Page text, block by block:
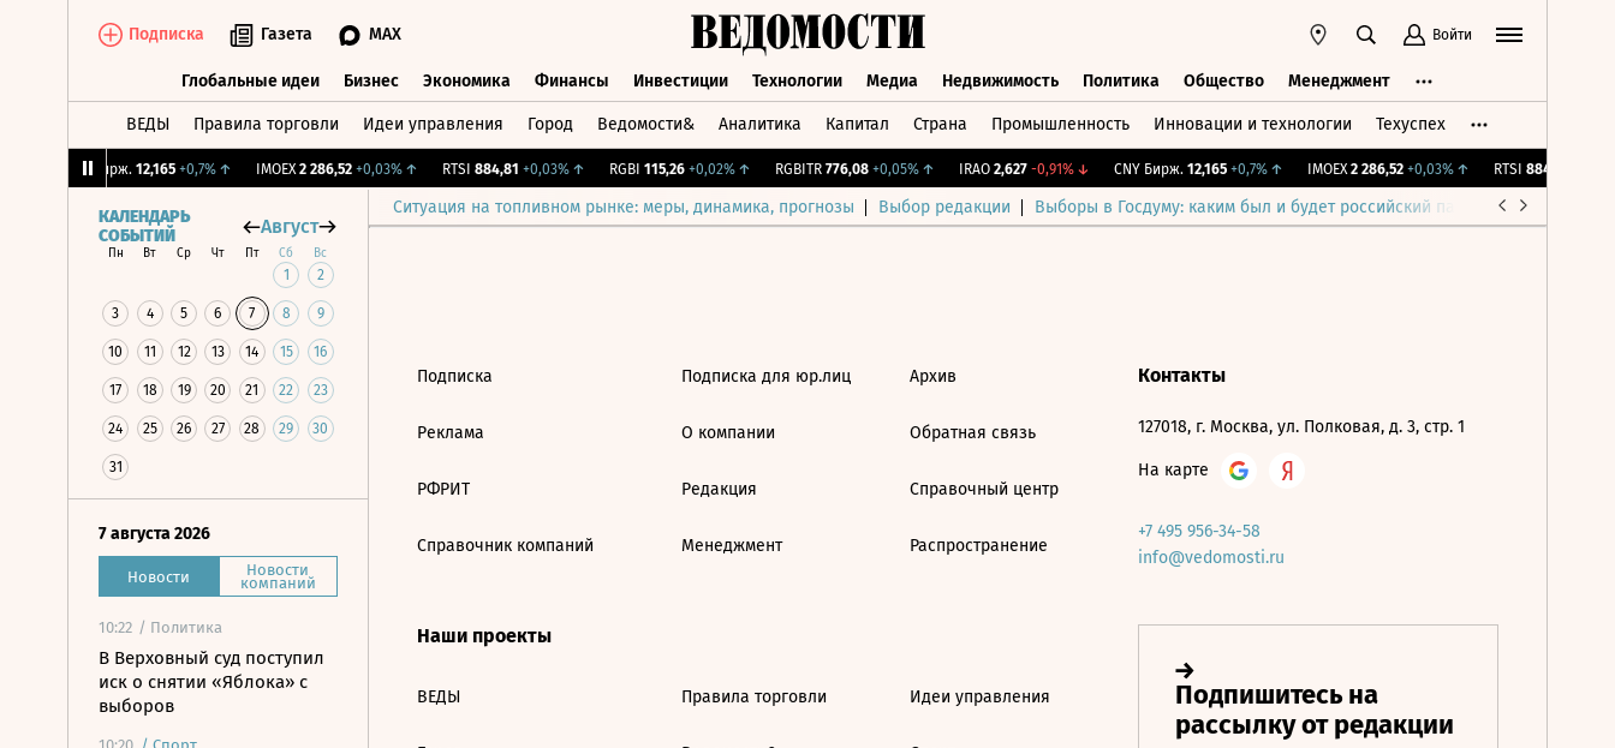
Подписка Газета MAX Войти
Глобальные идеи Бизнес Экономика Финансы Инвестиции Технологии Медиа Недвижимость Политика Общество Менеджмент
ВЕДЫ Правила торговли Идеи управления Город Ведомости& Аналитика Капитал Страна Промышленность Инновации и технологии Техуспех
CNY Бирж. 12,165 +0,7%↑ IMOEX 2 286,52 +0,03%↑ RTSI 884,81 +0,03%↑ RGBI 115,26 +0,02%↑ RGBITR 776,08 +0,05%↑ IRAO 2,627 -0,91%↓ CNY Бирж. 12,165 +0,7%↑ IMOEX 2 286,52 +0,03%↑ RTSI 884,81
Ситуация на топливном рынке: меры, динамика, прогнозы Выбор редакции Выборы в Госдуму: каким был и будет российский парламент
КАЛЕНДАРЬ
СОБЫТИЙ
Август
Пн Вт Ср Чт Пт Сб Вс
1 2
3 4 5 6 7 8 9
10 11 12 13 14 15 16
17 18 19 20 21 22 23
24 25 26 27 28 29 30
31
7 августа 2026
Новости Новости
компаний
10:22 / Политика
В Верховный суд поступил
иск о снятии «Яблока» с
выборов
Подписка
Реклама
РФРИТ
Справочник компаний
Подписка для юр.лиц
О компании
Редакция
Менеджмент
Архив
Обратная связь
Справочный центр
Распространение
Наши проекты
ВЕДЫ Правила торговли Идеи управления
Контакты
127018, г. Москва, ул. Полковая, д. 3, стр. 1
На карте
+7 495 956-34-58
info@vedomosti.ru